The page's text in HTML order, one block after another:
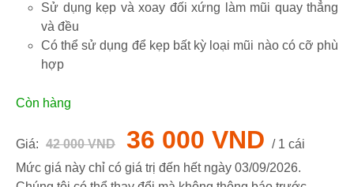
Sử dụng kẹp và xoay đối xứng làm mũi quay thẳng
và đều
Có thể sử dụng để kẹp bất kỳ loại mũi nào có cỡ phù
hợp
Còn hàng
Giá: 42 000 VND 36 000 VND / 1 cái
Mức giá này chỉ có giá trị đến hết ngày 03/09/2026.